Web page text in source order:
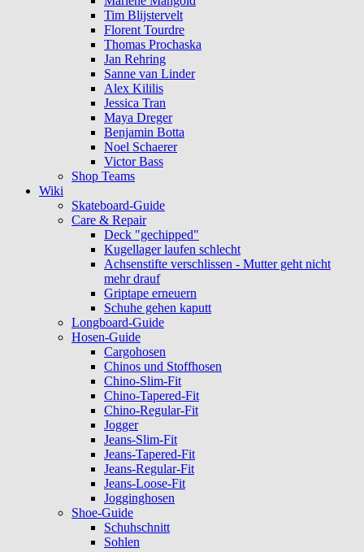
Tim Blijstervelt
Florent Tourdre
Thomas Prochaska
Jan Rehring
Sanne van Linder
Alex Kililis
Jessica Tran
Maya Dreger
Benjamin Botta
Noel Schaerer
Victor Bass
Shop Teams
Wiki
Skateboard-Guide
Care & Repair
Deck "gechipped"
Kugellager laufen schlecht
Achsenstifte verschlissen - Mutter geht nicht
mehr drauf
Griptape erneuern
Schuhe gehen kaputt
Longboard-Guide
Hosen-Guide
Cargohosen
Chinos und Stoffhosen
Chino-Slim-Fit
Chino-Tapered-Fit
Chino-Regular-Fit
Jogger
Jeans-Slim-Fit
Jeans-Tapered-Fit
Jeans-Regular-Fit
Jeans-Loose-Fit
Jogginghosen
Shoe-Guide
Schuhschnitt
Sohlen